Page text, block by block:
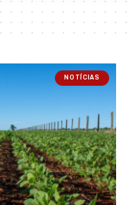
NOTÍCIAS